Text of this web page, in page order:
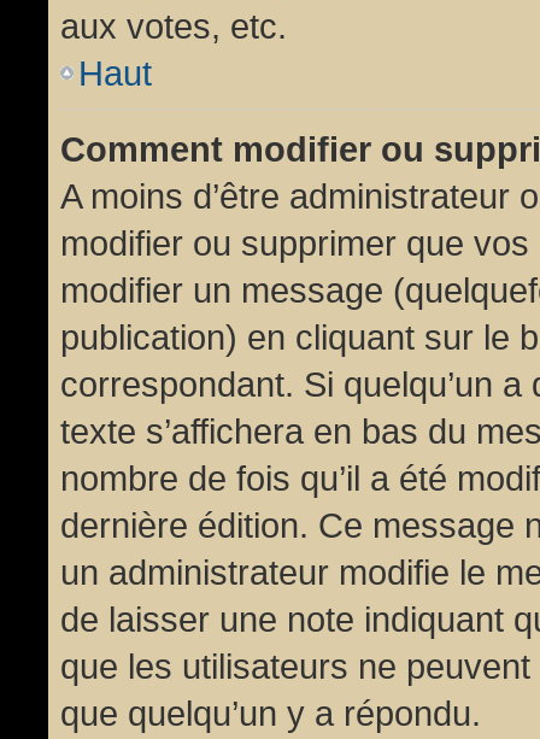
aux votes, etc.
Haut
Comment modifier ou
A moins d’être administrateur
modifier ou supprimer que
modifier un message
publication) en cliquant sur le
correspondant. Si quelqu’un
texte s’affichera en bas du
nombre de fois qu’il a été
dernière édition. Ce message
un administrateur modifie le
de laisser une note indiquant
que les utilisateurs ne
que quelqu’un y a répondu.